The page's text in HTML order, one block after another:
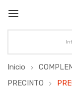
Inicio
PRECINTO